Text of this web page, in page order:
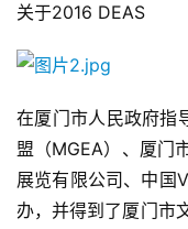
关于2016 DEAS
在厦门市人民政府指
盟（MGEA）、厦门
展览有限公司、中国
办，并得到了厦门市